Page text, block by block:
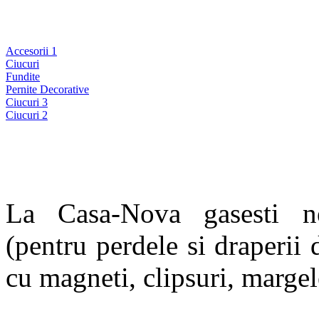
Accesorii 1
Ciucuri
Fundite
Pernite Decorative
Ciucuri 3
Ciucuri 2
La Casa-Nova gasesti
(pentru perdele si draperii
cu magneti, clipsuri,